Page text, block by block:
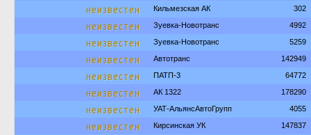
неизвестен Кильмезская АК 302
неизвестен Зуевка-Новотранс 4992
неизвестен Зуевка-Новотранс 5259
неизвестен Автотранс 142949
неизвестен ПАТП-3 64772
неизвестен АК 1322 178290
неизвестен УАТ-АльянсАвтоГрупп 4055
неизвестен Кирсинская УК 147837